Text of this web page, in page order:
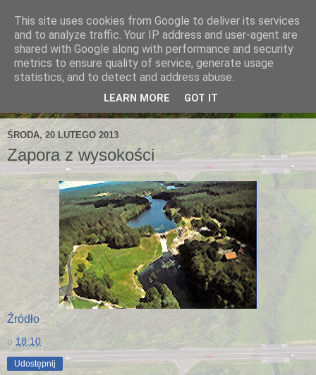
ŚRODA, 20 LUTEGO 2013
Zapora z wysokości
Źródło
o18:10
Udostępnij
This site uses cookies from Google to deliver its services
and to analyze traffic. Your IP address and user-agent are
shared with Google along with performance and security
metrics to ensure quality of service, generate usage
statistics, and to detect and address abuse.
LEARN MORE GOT IT